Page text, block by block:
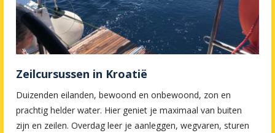
Zeilcursussen in Kroatië
Duizenden eilanden, bewoond en onbewoond, zon en
prachtig helder water. Hier geniet je maximaal van buiten
zijn en zeilen. Overdag leer je aanleggen, wegvaren, sturen